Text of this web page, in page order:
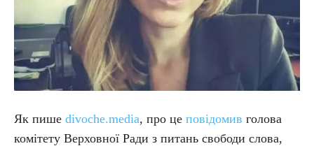
Як пише divoche.media, про це повідомив голова
комітету Верховної Ради з питань свободи слова,